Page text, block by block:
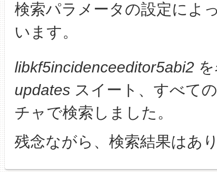
検索パラメータの設定によ
います。
libkf5incidenceeditor5abi2
updates スイート、すべて
チャで検索しました。
残念ながら、検索結果はあ